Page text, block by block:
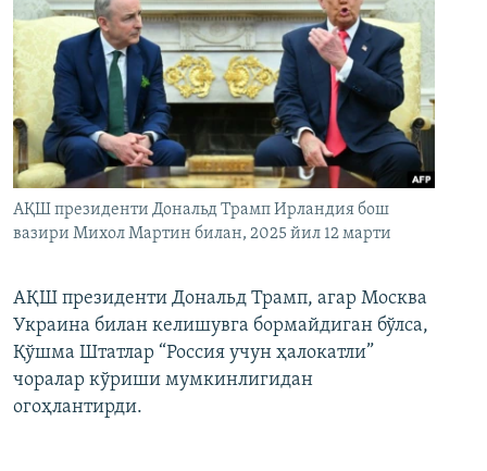
АҚШ президенти Дональд Трамп Ирландия бош
вазири Михол Мартин билан, 2025 йил 12 марти
АҚШ президенти Дональд Трамп, агар Москва
Украина билан келишувга бормайдиган бўлса,
Қўшма Штатлар “Россия учун ҳалокатли”
чоралар кўриши мумкинлигидан
огоҳлантирди.